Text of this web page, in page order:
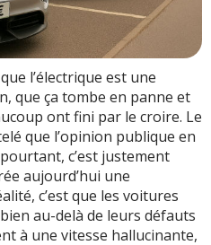
l’électrique est une
que ça tombe en panne et
ont fini par le croire. Le
que l’opinion publique en
c’est justement
aujourd’hui une
c’est que les voitures
au-delà de leurs défauts
à une vitesse hallucinante,